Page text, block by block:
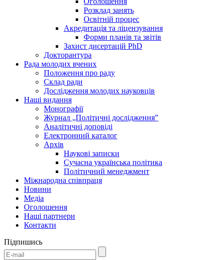
Розклад занять
Освітній процес
Акредитація та ліцензування
Форми планів та звітів
Захист дисертацій PhD
Докторантура
Рада молодих вчених
Положення про раду
Склад ради
Дослідження молодих науковців
Наші видання
Монографії
Журнал „Політичні дослідження”
Аналітичні доповіді
Електронний каталог
Архів
Наукові записки
Сучасна українська політика
Політичний менеджмент
Міжнародна співпраця
Новини
Медіa
Оголошення
Наші партнери
Контакти
Підпишись